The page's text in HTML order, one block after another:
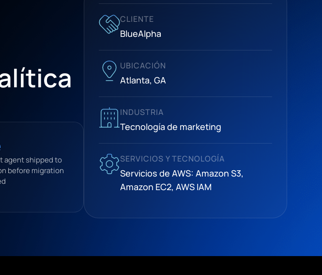
agent shipped to
before migration
CLIENTE
BlueAlpha
UBICACIÓN
Atlanta, GA
INDUSTRIA
Tecnología de marketing
SERVICIOS Y TECNOLOGÍA
Servicios de AWS: Amazon S3,
Amazon EC2, AWS IAM